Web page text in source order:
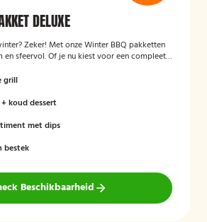
DELUXE
Zeker! Met onze Winter BBQ pakketten
sfeervol. Of je nu kiest voor een compleet
wij zorgen dat alles klopt.
grill
koud dessert
met dips
bestek
Beschikbaarheid